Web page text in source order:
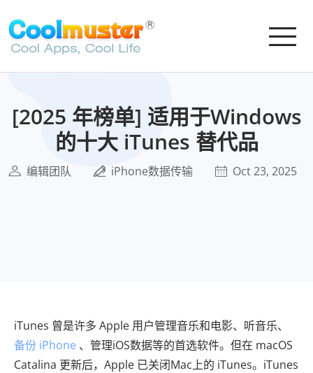
[2025 年榜单] 适用于Windows
的十大 iTunes 替代品
编辑团队 iPhone数据传输 Oct 23, 2025
iTunes 曾是许多 Apple 用户管理音乐和电影、听音乐、
备份 iPhone 、管理iOS数据等的首选软件。但在 macOS
Catalina 更新后，Apple 已关闭Mac上的 iTunes。iTunes